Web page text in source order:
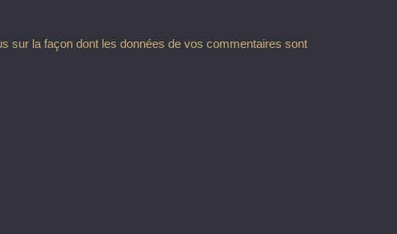
sur la façon dont les données de vos commentaires sont